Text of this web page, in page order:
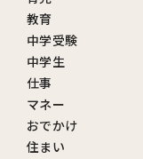
教育
中学受験
中学生
仕事
マネー
おでかけ
住まい